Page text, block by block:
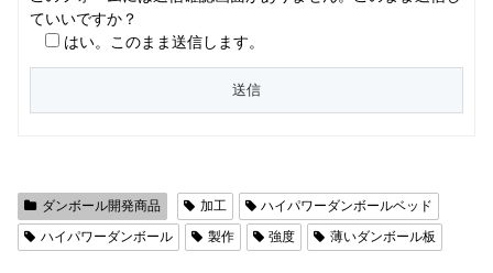
ていいですか？
はい。このまま送信します。
ダンボール開発商品 加工
ハイパワーダンボールベッド
ハイパワーダンボール
製作 強度 薄いダンボール板